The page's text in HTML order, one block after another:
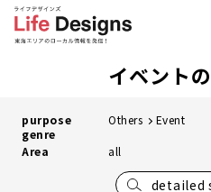
イベント
purpose
genre
Others Event
Area all
detailed